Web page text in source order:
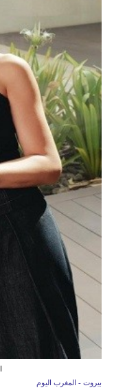
بيروت - المغرب اليوم